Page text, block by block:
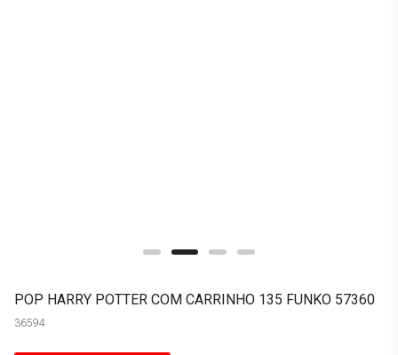
POP HARRY POTTER COM CARRINHO 135 FUNKO 57360
36594